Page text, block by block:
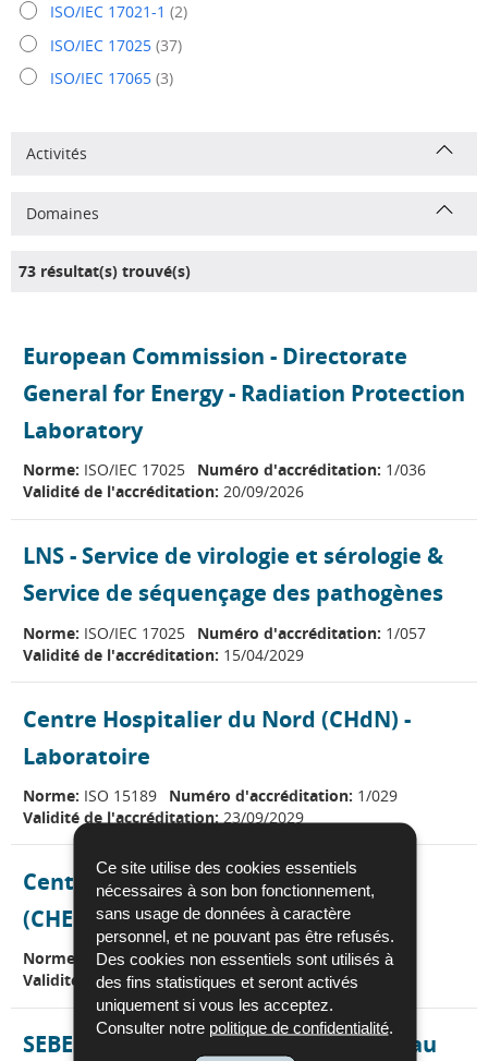
Ce site utilise des cookies essentiels
nécessaires à son bon fonctionnement,
sans usage de données à caractère
personnel, et ne pouvant pas être refusés.
Des cookies non essentiels sont utilisés à
des fins statistiques et seront activés
uniquement si vous les acceptez.
Consulter notre politique de confidentialité.
ISO/IEC 17021-1 (2)
ISO/IEC 17025 (37)
ISO/IEC 17065 (3)
Activités
Domaines
73 résultat(s) trouvé(s)
European Commission - Directorate
General for Energy - Radiation Protection
Laboratory
Norme: ISO/IEC 17025 Numéro d'accréditation: 1/036
Validité de l'accréditation: 20/09/2026
LNS - Service de virologie et sérologie &
Service de séquençage des pathogènes
Norme: ISO/IEC 17025 Numéro d'accréditation: 1/057
Validité de l'accréditation: 15/04/2029
Centre Hospitalier du Nord (CHdN) -
Laboratoire
Norme: ISO 15189 Numéro d'accréditation: 1/029
Validité de l'accréditation: 23/09/2029
Centre Hospitalier Emile Mayrisch
(CHEM) - Laboratoires
Norme: ISO 15189 Numéro d'accréditation: 1/046
Validité de l'accréditation: 13/01/2030
SEBES - Laboratoire d’analyses de l’eau